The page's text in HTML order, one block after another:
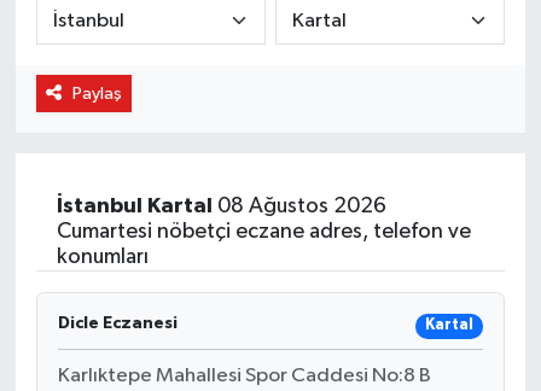
Paylaş
İstanbul Kartal
08 Ağustos 2026
Cumartesi nöbetçi eczane adres, telefon ve
konumları
Dicle Eczanesi Kartal
Karlıktepe Mahallesi Spor Caddesi No:8 B
Süper Lig Puan Durumu ve Fikstür
Tüm Manşetler
Haber Arşivi